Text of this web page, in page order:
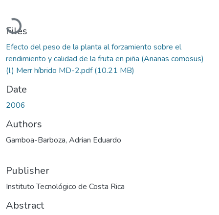
Loading...
Files
Efecto del peso de la planta al forzamiento sobre el
rendimiento y calidad de la fruta en piña (Ananas comosus)
(I.) Merr híbrido MD-2.pdf(10.21 MB)
Date
2006
Authors
Gamboa-Barboza, Adrian Eduardo
Publisher
Instituto Tecnológico de Costa Rica
Abstract